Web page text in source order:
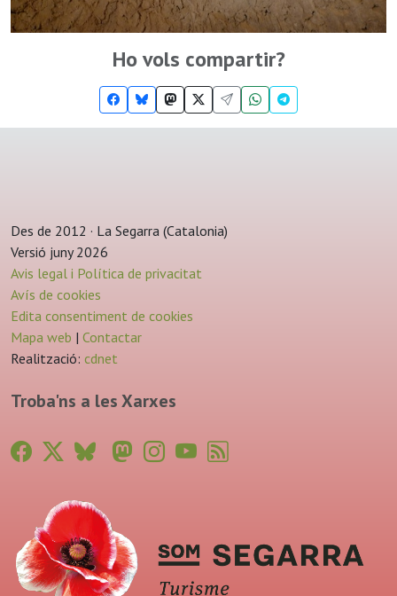
Ho vols compartir?
Des de 2012 · La Segarra (Catalonia)
Versió juny 2026
Avis legal i Política de privacitat
Avís de cookies
Edita consentiment de cookies
Mapa web | Contactar
Realització: cdnet
Troba'ns a les Xarxes